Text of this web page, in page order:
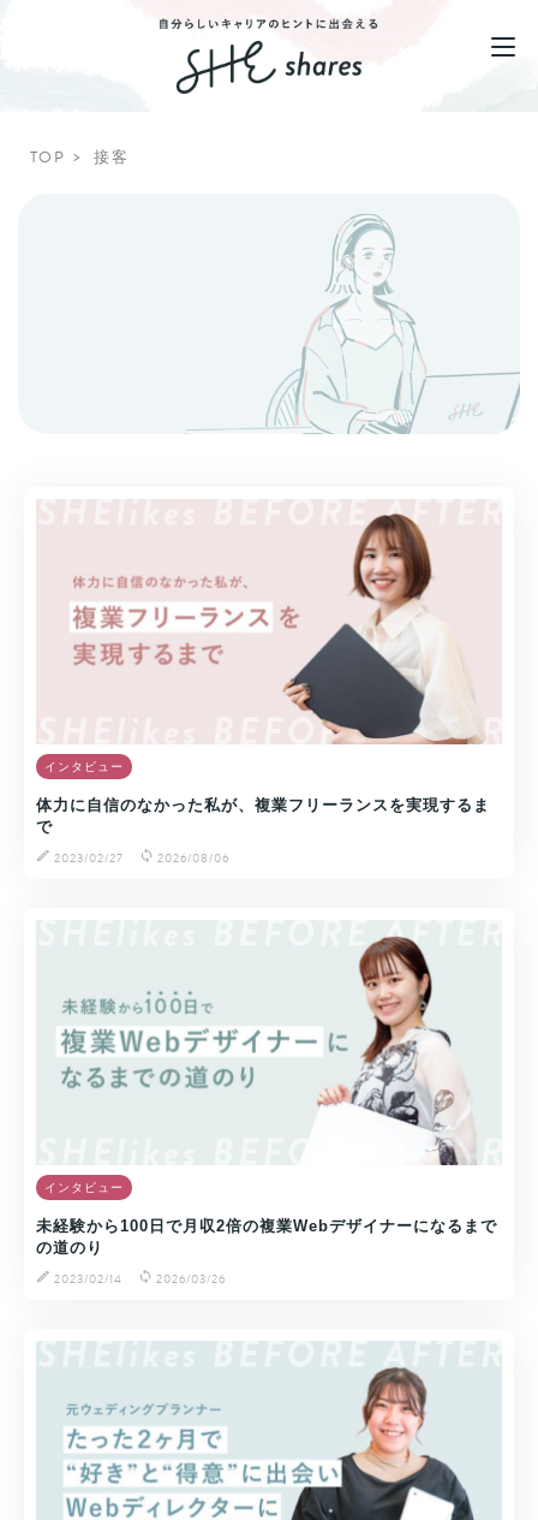
TOP 接客
インタビュー
体力に自信のなかった私が、複業フリーランスを実現するま
で
2023/02/27
2026/08/06
インタビュー
未経験から100日で月収2倍の複業Webデザイナーになるまで
の道のり
2023/02/14
2026/03/26